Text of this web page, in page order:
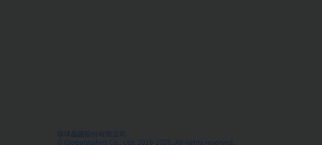
環球晶圓股份有限公司
© GlobalWafers Co., Ltd. 2019-2026, All rights reserved.